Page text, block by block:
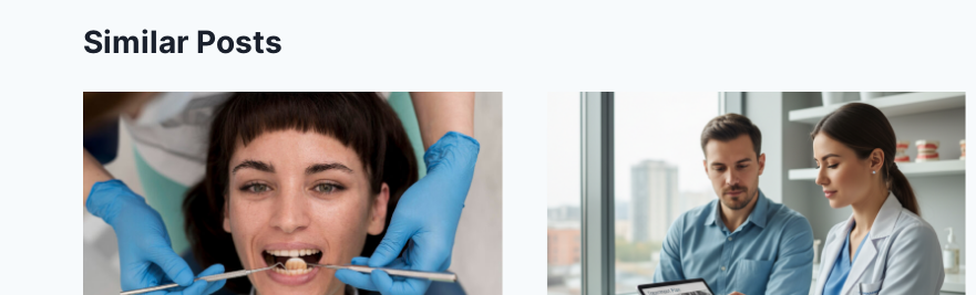
Similar Posts